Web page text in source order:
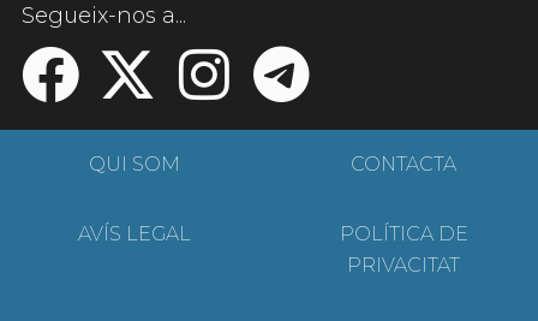
Segueix-nos a...
QUI SOM CONTACTA
AVÍS LEGAL
POLÍTICA DE
PRIVACITAT